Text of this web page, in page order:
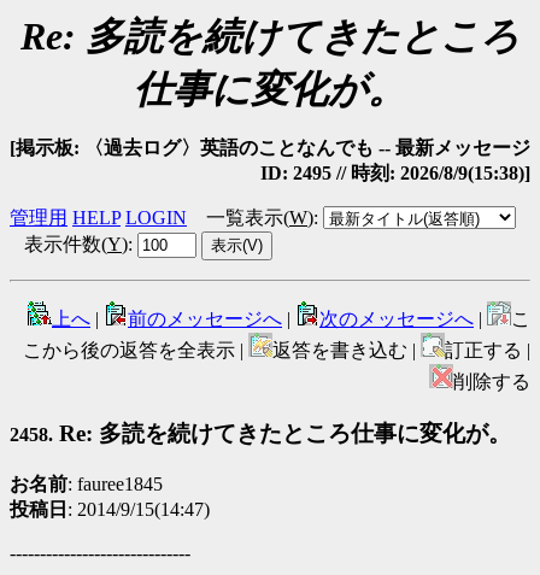
Re: 多読を続けてきたところ
仕事に変化が。
[掲示板: 〈過去ログ〉英語のことなんでも -- 最新メッセージ
ID: 2495 // 時刻: 2026/8/9(15:38)]
管理用 HELP LOGIN 一覧表示(W):
表示件数(Y):
上へ | 前のメッセージへ | 次のメッセージへ |
こ
こから後の返答を全表示 |
返答を書き込む |
訂正する |
削除する
2458. Re: 多読を続けてきたところ仕事に変化が。
お名前: fauree1845
投稿日 : 2014/9/15(14:47)
------------------------------